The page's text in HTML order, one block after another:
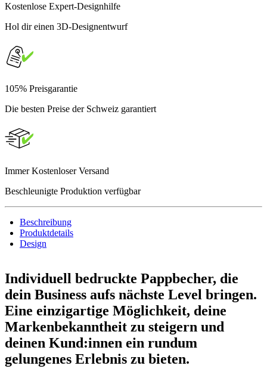
Kostenlose Expert-Designhilfe
Hol dir einen 3D-Designentwurf
105% Preisgarantie
Die besten Preise der Schweiz garantiert
Immer Kostenloser Versand
Beschleunigte Produktion verfügbar
Beschreibung
Produktdetails
Design
Individuell bedruckte Pappbecher, die
dein Business aufs nächste Level bringen.
Eine einzigartige Möglichkeit, deine
Markenbekanntheit zu steigern und
deinen Kund:innen ein rundum
gelungenes Erlebnis zu bieten.